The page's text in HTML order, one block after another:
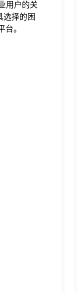
用户的关
选择的困
。